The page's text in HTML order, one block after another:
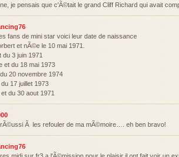
je pensais que c'Ã©tait le grand Cliff Richard qui avait
fans de mini star voici leur date de naissance
et nÃ©e le 10 mai 1971.
du 3 juin 1971
et du 18 mai 1973
20 novembre 1974
17 juillet 1973
du 30 aout 1971
Ã les refouler de ma mÃ©moire…. eh ben bravo!